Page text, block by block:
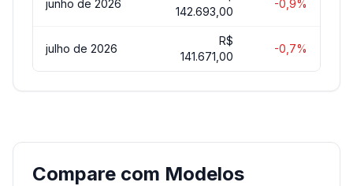
junho de 2026
142.693,00
-0,9%
julho de 2026
R$
141.671,00
-0,7%
Compare com Modelos